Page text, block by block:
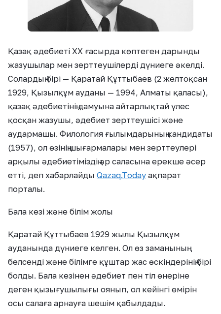
Қазақ әдебиеті ХХ ғасырда көптеген дарынды
жазушылар мен зерттеушілерді дүниеге әкелді.
Солардың бірі — Қаратай Құттыбаев (2 желтоқсан
1929, Қызылқұм ауданы — 1994, Алматы қаласы),
қазақ әдебиетінің дамуына айтарлықтай үлес
қосқан жазушы, әдебиет зерттеушісі және
аудармашы. Филология ғылымдарының кандидаты
(1957), ол өзінің шығармалары мен зерттеулері
арқылы әдебиетіміздің әр саласына ерекше әсер
етті, деп хабарлайды Qazaq.Today ақпарат
порталы.
Бала кезі және білім жолы
Қаратай Құттыбаев 1929 жылы Қызылқұм
ауданында дүниеге келген. Ол өз заманының
белсенді және білімге құштар жас өскіндерінің бірі
болды. Бала кезінен әдебиет пен тіл өнеріне
деген қызығушылығы оянып, ол кейінгі өмірін
осы салаға арнауға шешім қабылдады.